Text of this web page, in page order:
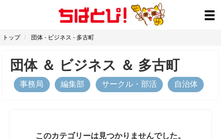
トップ 団体 - ビジネス - 多古町
団体＆ ビジネス ＆ 多古町
事務局 編集部 サークル・部活 自治体
このカテゴリーは見つかりませんでした。